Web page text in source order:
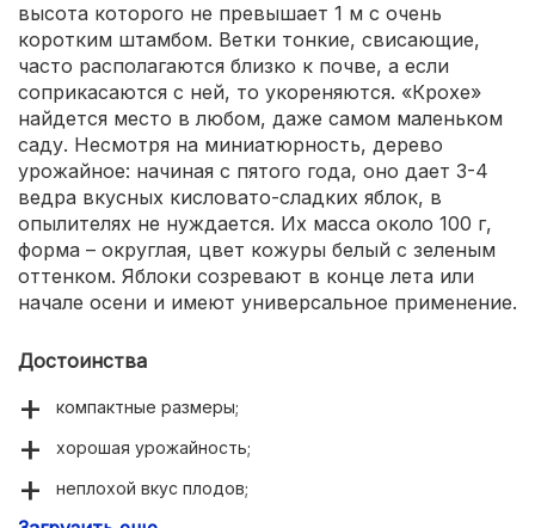
высота которого не превышает 1 м с очень
коротким штамбом. Ветки тонкие, свисающие,
часто располагаются близко к почве, а если
соприкасаются с ней, то укореняются. «Крохе»
найдется место в любом, даже самом маленьком
саду. Несмотря на миниатюрность, дерево
урожайное: начиная с пятого года, оно дает 3-4
ведра вкусных кисловато-сладких яблок, в
опылителях не нуждается. Их масса около 100 г,
форма – округлая, цвет кожуры белый с зеленым
оттенком. Яблоки созревают в конце лета или
начале осени и имеют универсальное применение.
Достоинства
компактные размеры;
хорошая урожайность;
неплохой вкус плодов;